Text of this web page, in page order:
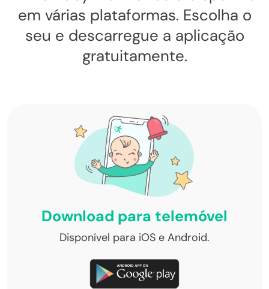
em várias plataformas. Escolha o
seu e descarregue a aplicação
gratuitamente.
Download para telemóvel
Disponível para iOS e Android.